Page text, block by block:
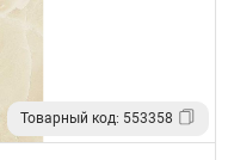
Товарный код: 553358